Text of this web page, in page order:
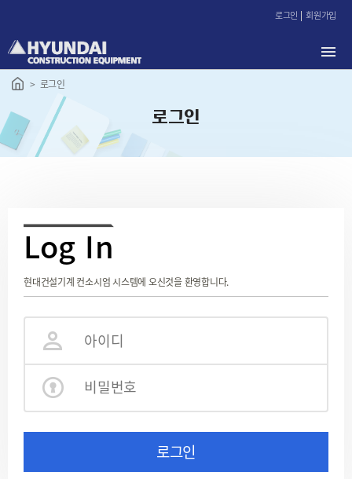
로
가
로그인 회원가입
로그인
로그인
Log In
현대건설기계 컨소시엄 시스템에 오신것을 환영합니다.
로그인